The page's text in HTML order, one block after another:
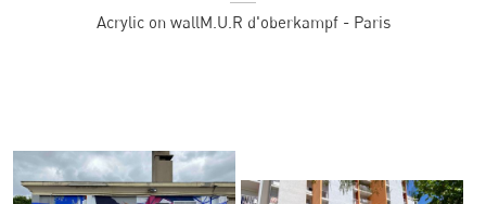
Acrylic on wallM.U.R d'oberkampf - Paris